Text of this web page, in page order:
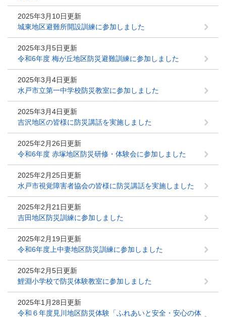
2025年3月10日更新
城東地区避難所開設訓練に参加しました
2025年3月5日更新
令和6年度 梅が丘地区防災避難訓練に参加しました
2025年3月4日更新
水戸市立第一中学校防災教室に参加しました
2025年3月4日更新
吉沢地区の皆様に防災講話を実施しました
2025年2月26日更新
令和6年度 赤塚地区防災研修・体験会に参加しました
2025年2月25日更新
水戸市視覚障害者協会の皆様に防災講話を実施しました
2025年2月21日更新
吉田地区防災訓練に参加しました
2025年2月19日更新
令和6年度上中妻地区防災訓練に参加しました
2025年2月5日更新
鯉淵小学校で防災体験教室に参加しました
2025年1月28日更新
令和６年度見川地区防災体験「ふれあいと安全・安心の体